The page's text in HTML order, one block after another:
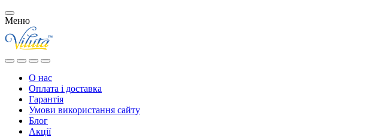
Меню
О нас
Оплата і доставка
Гарантія
Умови використання сайту
Блог
Акції